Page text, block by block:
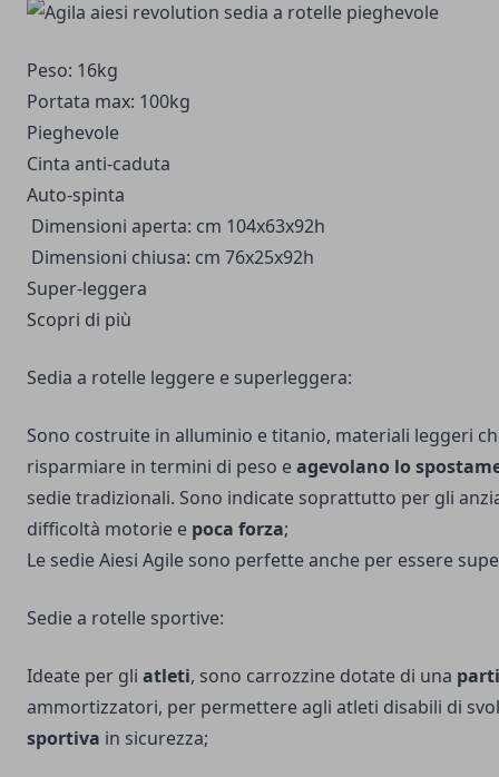
Peso: 16kg
Portata max: 100kg
Pieghevole
Cinta anti-caduta
Auto-spinta
Dimensioni aperta: cm 104x63x92h
Dimensioni chiusa: cm 76x25x92h
Super-leggera
Scopri di più
Sedia a rotelle leggere e superleggera:
Sono costruite in alluminio e titanio, materiali leggeri
risparmiare in termini di peso eagevolano lo
sedie tradizionali. Sono indicate soprattutto per gli
difficoltà motorie e poca forza;
Le sedie Aiesi Agile sono perfette anche per essere
Sedie a rotelle sportive:
Ideate per gli atleti, sono carrozzine dotate di una
ammortizzatori, per permettere agli atleti disabili di
sportiva in sicurezza;